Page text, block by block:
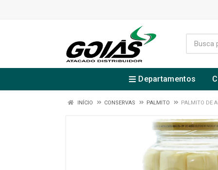
Departamentos
INÍCIO CONSERVAS PALMITO PALMITO DE